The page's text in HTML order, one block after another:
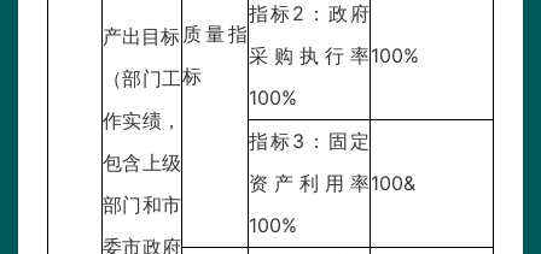
产出目标
（部门工
作实绩，
包含上级
部门和市
委市政府
质量指
标
指标2：政府
采购执行率
100%
100%
指标3：固定
资产利用率
100%
100&